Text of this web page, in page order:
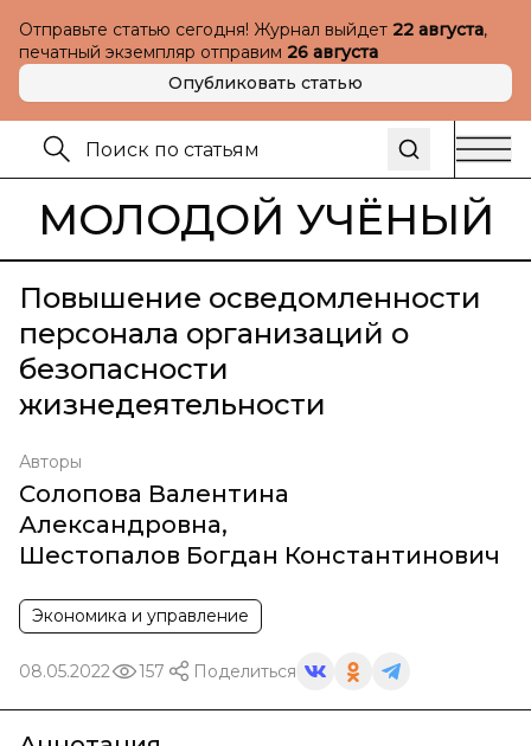
Отправьте статью сегодня! Журнал выйдет 22 августа,
печатный экземпляр отправим 26 августа
Опубликовать статью
МОЛОДОЙ УЧЁНЫЙ
Повышение осведомленности
персонала организаций о
безопасности
жизнедеятельности
Авторы
Солопова Валентина
Александровна,
Шестопалов Богдан Константинович
Экономика и управление
08.05.2022 157 Поделиться